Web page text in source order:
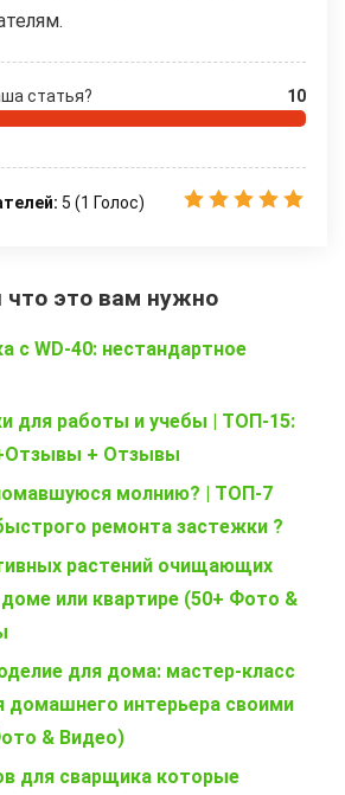
статья? 10
5 (1 Голос)
это вам нужно
с WD-40: нестандартное
для работы и учебы | ТОП-15:
+ Отзывы
молнию? | ТОП-7
ремонта застежки ?
растений очищающих
или квартире (50+ Фото &
для дома: мастер-класс
домашнего интерьера своими
& Видео)
для сварщика которые